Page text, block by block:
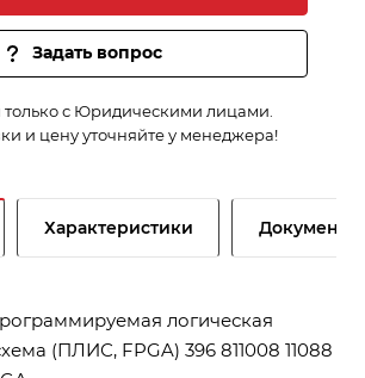
Задать вопрос
с Юридическими лицами.
и цену уточняйте у менеджера!
Характеристики Документы
логическая
(ПЛИС, FPGA) 396 811008 11088